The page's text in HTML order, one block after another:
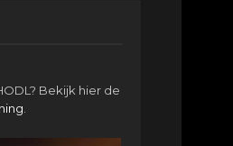
Bekijk hier de